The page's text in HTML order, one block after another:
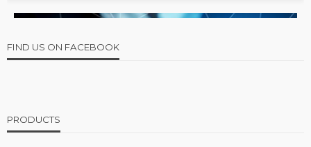
FIND US ON FACEBOOK
PRODUCTS